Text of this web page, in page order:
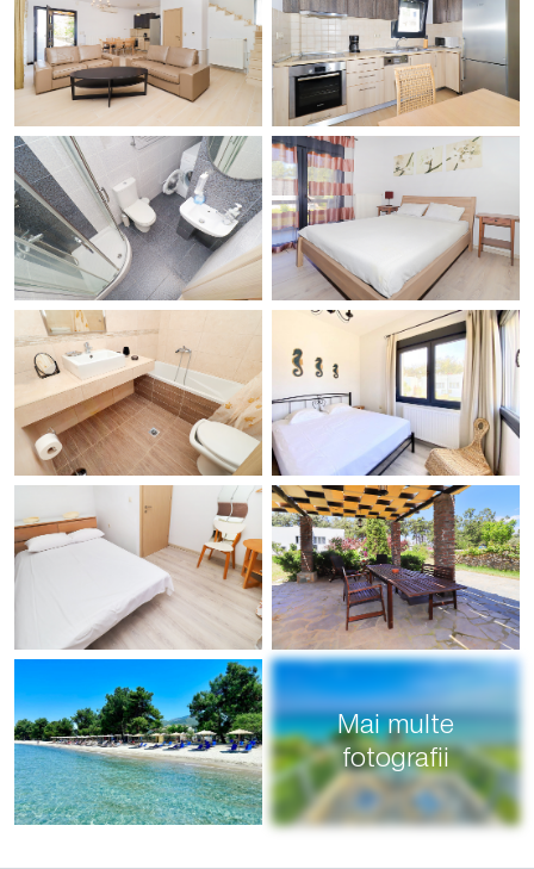
Mai multe
fotografii